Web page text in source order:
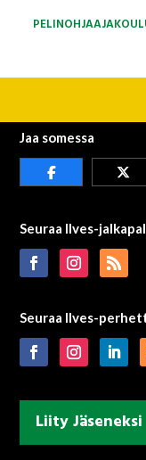
Jaa somessa
Seuraa Ilves-
Seuraa Ilves-
Liity Jäseneksi